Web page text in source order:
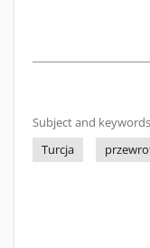
Subject and
Turcja